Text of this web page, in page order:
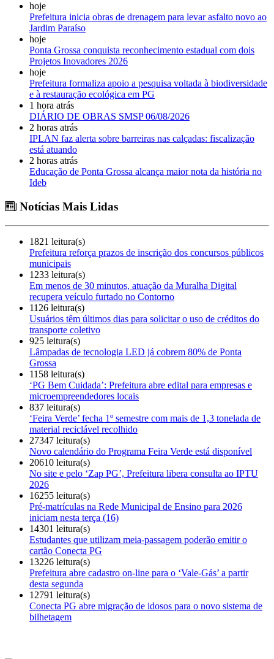
hoje
Prefeitura inicia obras de drenagem para levar asfalto novo ao
Jardim Paraíso
hoje
Ponta Grossa conquista reconhecimento estadual com dois
Projetos Inovadores 2026
hoje
Prefeitura formaliza apoio a pesquisa voltada à biodiversidade
e à restauração ecológica em PG
1 hora atrás
DIÁRIO DE OBRAS SMSP 06/08/2026
2 horas atrás
IPLAN faz alerta sobre barreiras nas calçadas: fiscalização
está atuando
2 horas atrás
Educação de Ponta Grossa alcança maior nota da história no
Ideb
Notícias Mais Lidas
1821 leitura(s)
Prefeitura reforça prazos de inscrição dos concursos públicos
municipais
1233 leitura(s)
Em menos de 30 minutos, atuação da Muralha Digital
recupera veículo furtado no Contorno
1126 leitura(s)
Usuários têm últimos dias para solicitar o uso de créditos do
transporte coletivo
925 leitura(s)
Lâmpadas de tecnologia LED já cobrem 80% de Ponta
Grossa
1158 leitura(s)
‘PG Bem Cuidada’: Prefeitura abre edital para empresas e
microempreendedores locais
837 leitura(s)
‘Feira Verde’ fecha 1º semestre com mais de 1,3 tonelada de
material reciclável recolhido
27347 leitura(s)
Novo calendário do Programa Feira Verde está disponível
20610 leitura(s)
No site e pelo ‘Zap PG’, Prefeitura libera consulta ao IPTU
2026
16255 leitura(s)
Pré-matrículas na Rede Municipal de Ensino para 2026
iniciam nesta terça (16)
14301 leitura(s)
Estudantes que utilizam meia-passagem poderão emitir o
cartão Conecta PG
13226 leitura(s)
Prefeitura abre cadastro on-line para o ‘Vale-Gás’ a partir
desta segunda
12791 leitura(s)
Conecta PG abre migração de idosos para o novo sistema de
bilhetagem